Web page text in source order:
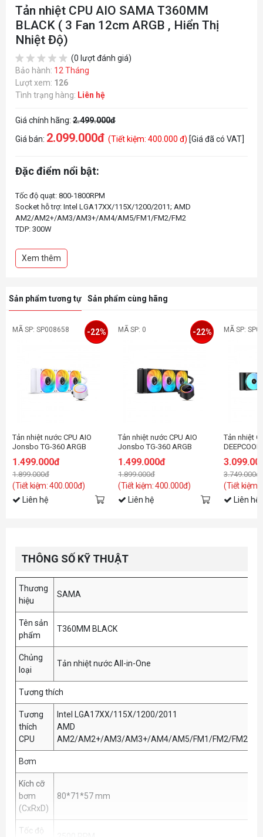
Tản nhiệt CPU AIO SAMA T360MM
BLACK ( 3 Fan 12cm ARGB , Hiển Thị
Nhiệt Độ)
(0 lượt đánh giá)
Bảo hành: 12 Tháng
Lượt xem: 126
Tình trạng hàng: Liên hệ
Giá chính hãng: 2.499.000đ
Giá bán: 2.099.000đ (Tiết kiệm: 400.000 đ) [Giá đã có VAT]
Đặc điểm nổi bật:
Tốc độ quạt: 800-1800RPM
Socket hỗ trợ: Intel LGA17XX/115X/1200/2011; AMD
AM2/AM2+/AM3/AM3+/AM4/AM5/FM1/FM2/FM2
TDP: 300W
Kích thước block: 80*71*57 mm
Tốc độ bơm: 2500RPM
Tốc độ quạt: 800~1800RPM
Xem thêm
Sản phẩm tương tự Sản phẩm cùng hãng
MÃ SP: SP008658
Tản nhiệt nước CPU AIO
Jonsbo TG-360 ARGB
không dây )
1.499.000đ
1.899.000đ
(Tiết kiệm: 400.000đ)
-22%
Liên hệ
MÃ SP: 0
Tản nhiệt nước CPU AIO
Jonsbo TG-360 ARGB
không dây )
1.499.000đ
1.899.000đ
(Tiết kiệm: 400.000đ)
-22%
Liên hệ
MÃ SP:
Tản nhiệt
3.749.000đ
(Tiết kiệm:
Liên hệ
THÔNG SỐ KỸ THUẬT
Thương
hiệu
SAMA
Tên sản
phẩm
T360MM BLACK
Chủng
loại
Tản nhiệt nước All-in-One
Tương thích
Tương
thích
CPU
Intel LGA17XX/115X/1200/2011
AMD
AM2/AM2+/AM3/AM3+/AM4/AM5/FM1/FM2/FM2
Bơm
Kích cỡ
bơm
(CxRxD)
80*71*57 mm
Tốc độ